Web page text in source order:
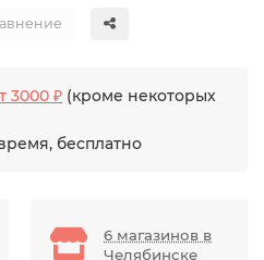
3000 ₽ (кроме некоторых
бесплатно
6 магазинов в
Челябинске